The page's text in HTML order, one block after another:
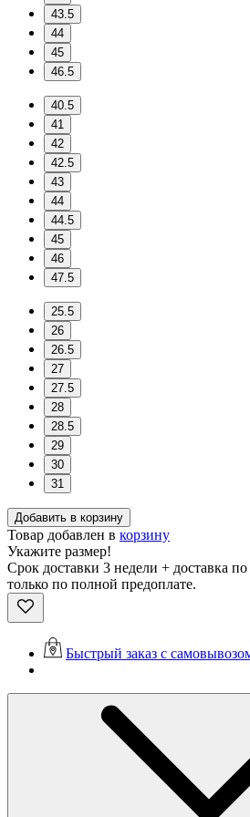
43.5
44
45
46.5
40.5
41
42
42.5
43
44
44.5
45
46
47.5
25.5
26
26.5
27
27.5
28
28.5
29
30
31
Добавить в корзину
Товар добавлен в корзину
Укажите размер!
Срок доставки 3 недели + доставка
только по полной предоплате.
Быстрый заказ с